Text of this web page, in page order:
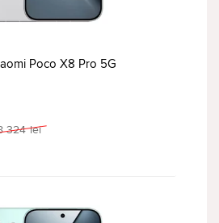
Poco X8 Pro 5G
324 lei